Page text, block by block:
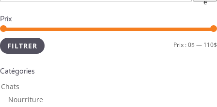
Prix
FILTRER Prix :0$ — 110$
Catégories
Chats
Nourriture